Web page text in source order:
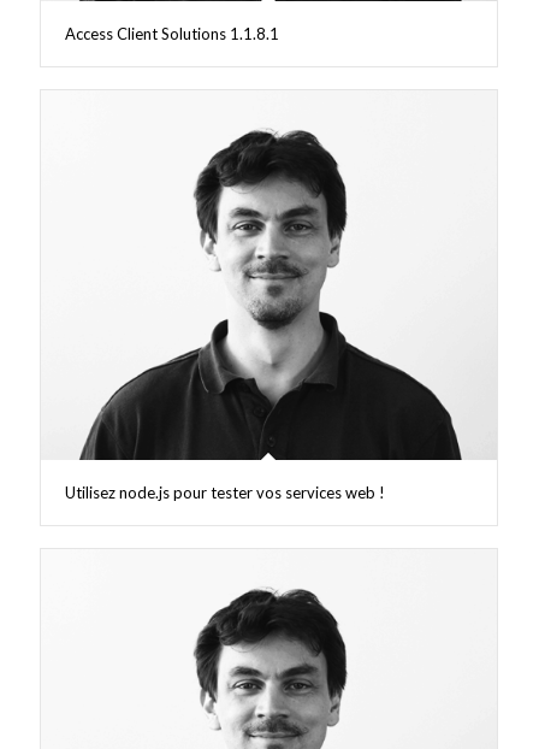
Access Client Solutions 1.1.8.1
Utilisez node.js pour tester vos services web !